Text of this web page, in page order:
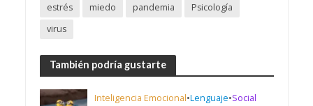
estrés
miedo pandemia
Psicología
virus
También podría gustarte
Inteligencia Emocional•Lenguaje•Social